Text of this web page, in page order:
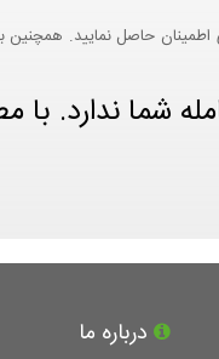
حاصل نمایید. همچنین
ندارد. با
درباره ما